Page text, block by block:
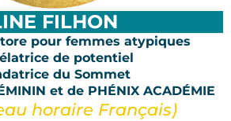
FILHON
pour femmes atypiques
de potentiel
du Sommet
et de PHÉNIX ACADÉMIE
horaire Français)